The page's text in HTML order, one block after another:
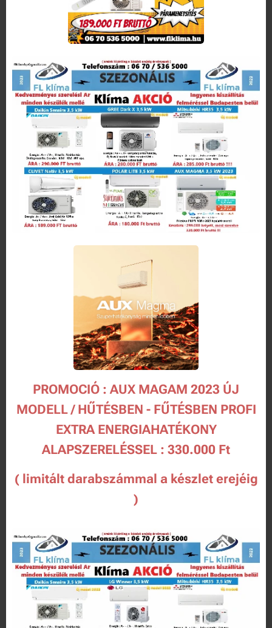
PROMOCIÓ : AUX MAGAM 2023 ÚJ
MODELL / HŰTÉSBEN - FŰTÉSBEN PROFI
EXTRA ENERGIAHATÉKONY
ALAPSZERELÉSSEL : 330.000 Ft
( limitált darabszámmal a készlet erejéig
)